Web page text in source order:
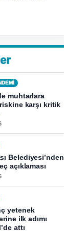
muhtarlara
karşı kritik
Belediyesi’nden
açıklaması
yetenek
ilk adımı
attı